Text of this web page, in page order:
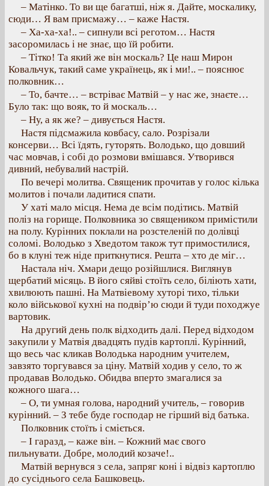
– Матінко. То ви ще багатші, ніж я. Дайте, москалику,
сюди… Я вам присмажу… – каже Настя.
– Ха-ха-ха!.. – сипнули всі реготом… Настя
засоромилась і не знає, що їй робити.
– Тітко! Та який же він москаль? Це наш Мирон
Ковальчук, такий саме українець, як і ми!.. – пояснює
полковник…
– То, бачте… – встріває Матвій – у нас же, знаєте…
Було так: що вояк, то й москаль…
– Ну, а як же? – дивується Настя.
Настя підсмажила ковбасу, сало. Розрізали
консерви… Всі їдять, гуторять. Володько, що довший
час мовчав, і собі до розмови вмішався. Утворився
дивний, небувалий настрій.
По вечері молитва. Священик прочитав у голос кілька
молитов і почали ладитися спати.
У хаті мало місця. Нема де всім подітись. Матвій
поліз на горище. Полковника зо священиком примістили
на полу. Курінних поклали на розстеленій по долівці
соломі. Володько з Хведотом також тут примостилися,
бо в клуні теж ніде приткнутися. Решта – хто де міг…
Настала ніч. Хмари дещо розійшлися. Виглянув
щербатий місяць. В його сяйві стоїть село, біліють хати,
хвилюють пашні. На Матвіевому хуторі тихо, тільки
коло військової кухні на подвір’ю сюди й туди походжуе
вартовик.
На другий день полк відходить далі. Перед відходом
закупили у Матвія двадцять пудів картоплі. Курінний,
що весь час кликав Володька народним учителем,
завзято торгувався за ціну. Матвій ходив у село, то ж
продавав Володько. Обидва вперто змагалися за
кожного шага…
– О, ти умная голова, народний учитель, – говорив
курінний. – З тебе буде господар не гірший від батька.
Полковник стоїть і сміється.
– І гаразд, – каже він. – Кожний має свого
пильнувати. Добре, молодий козаче!..
Матвій вернувся з села, запряг коні і відвіз картоплю
до сусіднього села Башковець.